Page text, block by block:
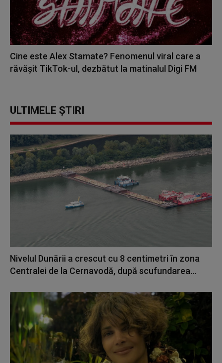
Cine este Alex Stamate? Fenomenul viral care a
răvășit TikTok-ul, dezbătut la matinalul Digi FM
ULTIMELE ȘTIRI
Nivelul Dunării a crescut cu 8 centimetri în zona
Centralei de la Cernavodă, după scufundarea...